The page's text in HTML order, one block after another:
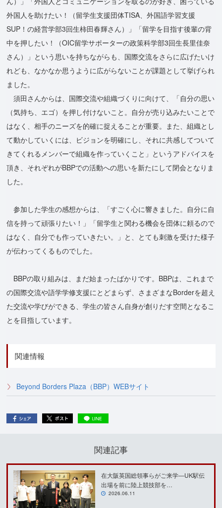
外国人を助けたい！（留学生支援団体TISA、外国語学習支援
SUP！の経営学部3回生柿田春輝さん）」「留学を目指す後輩の背
中を押したい！（OIC留学サポーターの政策科学部3回生長里佳奈
さん）」という思いを持ちながらも、国際交流をさらに広げたいけ
れども、なかなか思うように広がらないことが課題として挙げられ
ました。
須田さんからは、国際交流や組織づくりに向けて、「自分の思い
（気持ち、エゴ）を押し付けないこと。自分が売り込みたいことで
はなく、相手のニーズを的確に捉えることが重要。また、組織とし
て動かしていくには、ビジョンを明確にし、それに共感してついて
きてくれるメンバーで組織を作っていくこと」というアドバイスを
頂き、それぞれがBBPでの活動への思いを新たにして閉会となりま
した。
参加した学生の感想からは、「すごく心に響きました。自分に自
信を持って頑張りたい！」「留学生と関わる機会を団体に頼るので
はなく、自分でも作っていきたい。」と、とても刺激を受けた様子
が伝わってくるものでした。
BBPの取り組みは、まだ始まったばかりです。BBPは、これまで
の国際交流や語学学修支援にとどまらず、さまざまなBorderを超え
た交流や学びができる、学生の皆さん自身が創りだす空間となるこ
とを目指しています。
関連情報
Beyond Borders Plaza（BBP）WEBサイト
関連記事
在大阪英国総領事らがご来学―UK駅伝
出場を前に陸上競技部を…
2026.06.11